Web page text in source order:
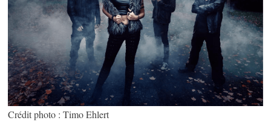
Crédit photo : Timo Ehlert